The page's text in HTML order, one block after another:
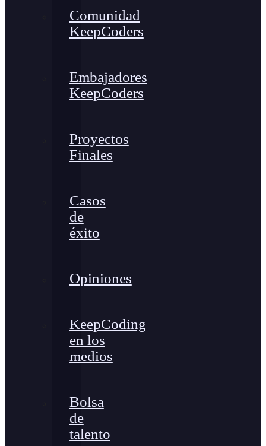
Comunidad
KeepCoders
Embajadores
KeepCoders
Proyectos
Finales
Casos
de
éxito
Opiniones
KeepCoding
en los
medios
Bolsa
de
talento